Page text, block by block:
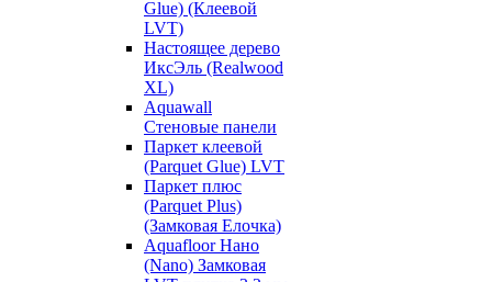
Glue) (Клеевой
LVT)
Настоящее дерево
ИксЭль (Realwood
XL)
Aquawall
Стеновые панели
Паркет клеевой
(Parquet Glue) LVT
Паркет плюс
(Parquet Plus)
(Замковая Елочка)
Aquafloor Нано
(Nano) Замковая